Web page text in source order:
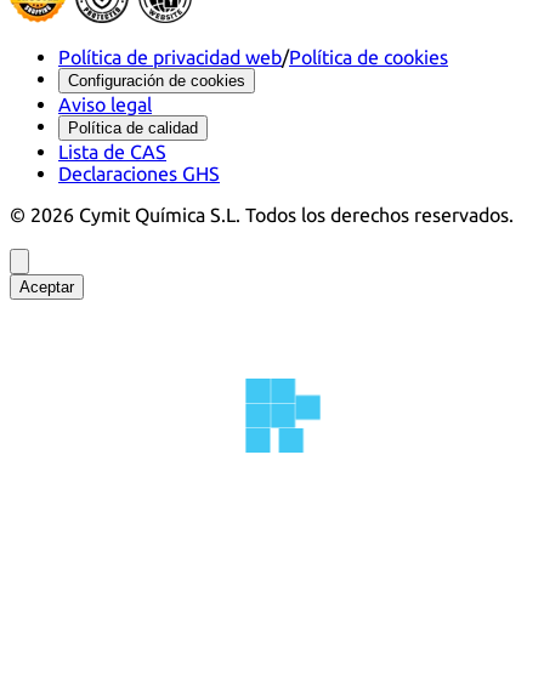
Política de privacidad web/Política de cookies
Configuración de cookies
Aviso legal
Política de calidad
Lista de CAS
Declaraciones GHS
© 2026 Cymit Química S.L. Todos los derechos reservados.
Aceptar